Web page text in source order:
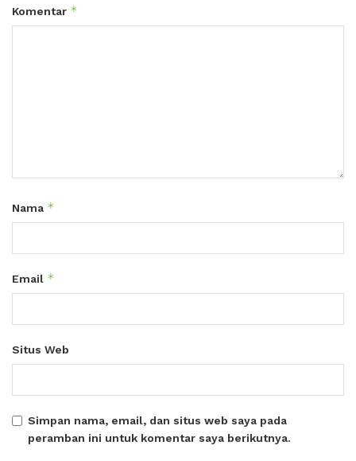
Komentar *
Nama *
Email *
Situs Web
Simpan nama, email, dan situs web saya pada
peramban ini untuk komentar saya berikutnya.